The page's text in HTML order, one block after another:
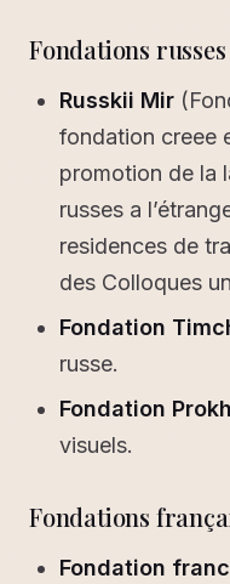
Fondations russes
Russkii Mir
fondation creee
promotion de la
russes a
residences de
des Colloques
Fondation
russe.
Fondation
visuels.
Fondations
Fondation